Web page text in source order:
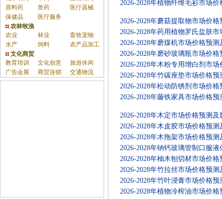
原料药
兽药
医疗器械
保健品
医疗服务
农林牧渔
农业
林业
畜牧宠物
水产
饲料
农产品加工
文化商贸
教育培训
文化创意
旅游休闲
广告会展
商贸连锁 交通物流
2026-2028年植物纤维毛衫市场
2026-2028年蘑菇提取物市场价
2026-2028年药用植物罗氏盐肤
2026-2028年磨煤机市场价格预
2026-2028年磨砂玻璃瓶市场价
2026-2028年木粉专用增白剂市
2026-2028年竹碳座垫市场价格
2026-2028年松动防锈剂市场价
2026-2028年藤铁家具市场价格
2026-2028年木定市场价格预测
2026-2028年木皮胶市场价格预
2026-2028年木拖架市场价格预
2026-2028年钠钙玻璃管制口服
报告
2026-2028年柚木刨切材市场价
2026-2028年竹拉丝市场价格预
2026-2028年竹叶浸膏市场价格
2026-2028年植物冷榨油市场价